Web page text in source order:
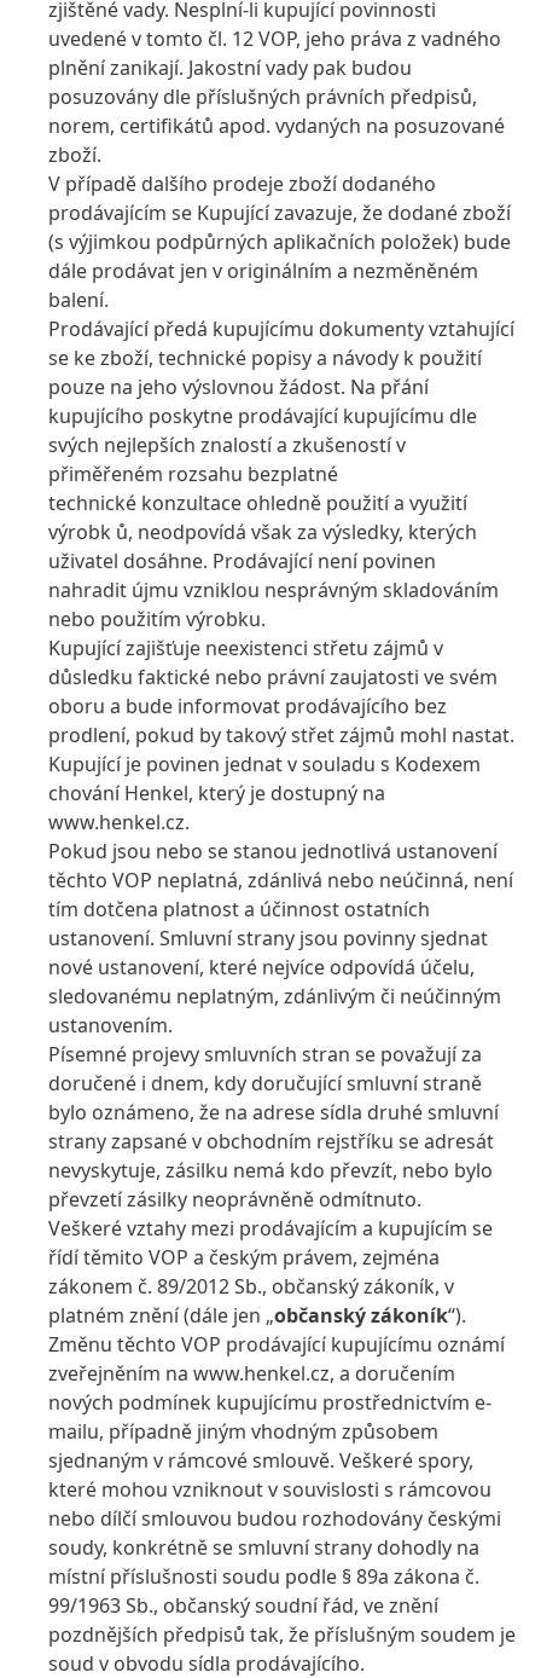
zjištěné vady. Nesplní-li kupující povinnosti
uvedené v tomto čl. 12 VOP, jeho práva z vadného
plnění zanikají. Jakostní vady pak budou
posuzovány dle příslušných právních předpisů,
norem, certifikátů apod. vydaných na posuzované
zboží.
V případě dalšího prodeje zboží dodaného
prodávajícím se Kupující zavazuje, že dodané zboží
(s výjimkou podpůrných aplikačních položek) bude
dále prodávat jen v originálním a nezměněném
balení.
Prodávající předá kupujícímu dokumenty vztahující
se ke zboží, technické popisy a návody k použití
pouze na jeho výslovnou žádost. Na přání
kupujícího poskytne prodávající kupujícímu dle
svých nejlepších znalostí a zkušeností v
přiměřeném rozsahu bezplatné
technické konzultace ohledně použití a využití
výrobk ů, neodpovídá však za výsledky, kterých
uživatel dosáhne. Prodávající není povinen
nahradit újmu vzniklou nesprávným skladováním
nebo použitím výrobku.
Kupující zajišťuje neexistenci střetu zájmů v
důsledku faktické nebo právní zaujatosti ve svém
oboru a bude informovat prodávajícího bez
prodlení, pokud by takový střet zájmů mohl nastat.
Kupující je povinen jednat v souladu s Kodexem
chování Henkel, který je dostupný na
www.henkel.cz.
Pokud jsou nebo se stanou jednotlivá ustanovení
těchto VOP neplatná, zdánlivá nebo neúčinná, není
tím dotčena platnost a účinnost ostatních
ustanovení. Smluvní strany jsou povinny sjednat
nové ustanovení, které nejvíce odpovídá účelu,
sledovanému neplatným, zdánlivým či neúčinným
ustanovením.
Písemné projevy smluvních stran se považují za
doručené i dnem, kdy doručující smluvní straně
bylo oznámeno, že na adrese sídla druhé smluvní
strany zapsané v obchodním rejstříku se adresát
nevyskytuje, zásilku nemá kdo převzít, nebo bylo
převzetí zásilky neoprávněně odmítnuto.
Veškeré vztahy mezi prodávajícím a kupujícím se
řídí těmito VOP a českým právem, zejména
zákonem č. 89/2012 Sb., občanský zákoník, v
platném znění (dále jen „občanský zákoník“).
Změnu těchto VOP prodávající kupujícímu oznámí
zveřejněním na www.henkel.cz, a doručením
nových podmínek kupujícímu prostřednictvím e-
mailu, případně jiným vhodným způsobem
sjednaným v rámcové smlouvě. Veškeré spory,
které mohou vzniknout v souvislosti s rámcovou
nebo dílčí smlouvou budou rozhodovány českými
soudy, konkrétně se smluvní strany dohodly na
místní příslušnosti soudu podle § 89a zákona č.
99/1963 Sb., občanský soudní řád, ve znění
pozdnějších předpisů tak, že příslušným soudem je
soud v obvodu sídla prodávajícího.